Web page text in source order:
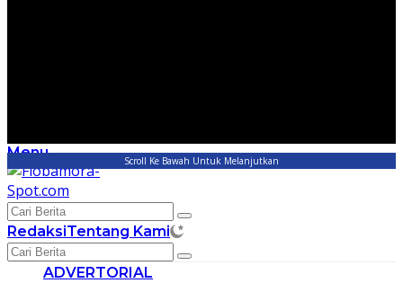
Scroll Ke Bawah Untuk Melanjutkan
Menu
RedaksiTentang Kami
ADVERTORIAL